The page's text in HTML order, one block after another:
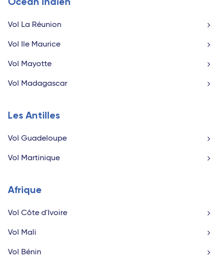
Vol La Réunion
Vol Ile Maurice
Vol Mayotte
Vol Madagascar
Les Antilles
Vol Guadeloupe
Vol Martinique
Afrique
Vol Côte d'Ivoire
Vol Mali
Vol Bénin